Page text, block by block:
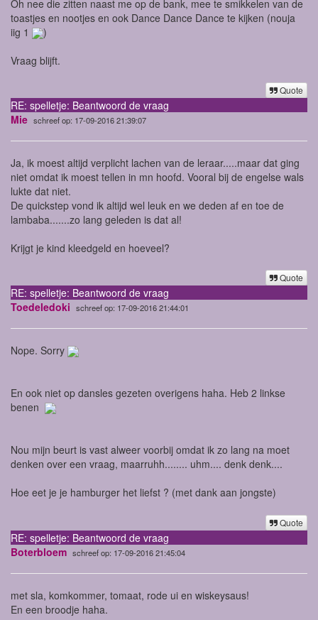
Oh nee die zitten naast me op de bank, mee te smikkelen van de
toastjes en nootjes en ook Dance Dance Dance te kijken (nouja
iig 1
)
Vraag blijft.
Quote
RE: spelletje: Beantwoord de vraag
Mie schreef op: 17-09-2016 21:39:07
Ja, ik moest altijd verplicht lachen van de leraar.....maar dat ging
niet omdat ik moest tellen in mn hoofd. Vooral bij de engelse wals
lukte dat niet.
De quickstep vond ik altijd wel leuk en we deden af en toe de
lambaba.......zo lang geleden is dat al!
Krijgt je kind kleedgeld en hoeveel?
Quote
RE: spelletje: Beantwoord de vraag
Toedeledoki schreef op: 17-09-2016 21:44:01
Nope. Sorry
En ook niet op dansles gezeten overigens haha. Heb 2 linkse
benen
Nou mijn beurt is vast alweer voorbij omdat ik zo lang na moet
denken over een vraag, maarruhh........ uhm.... denk denk....
Hoe eet je je hamburger het liefst ? (met dank aan jongste)
Quote
RE: spelletje: Beantwoord de vraag
Boterbloem schreef op: 17-09-2016 21:45:04
met sla, komkommer, tomaat, rode ui en wiskeysaus!
En een broodje haha.